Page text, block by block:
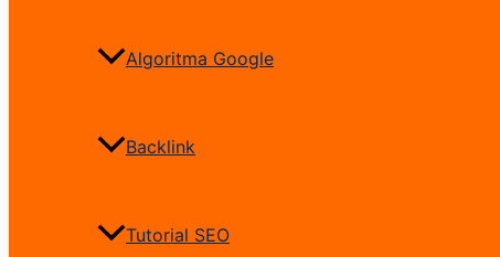
Algoritma Google
Backlink
Tutorial SEO